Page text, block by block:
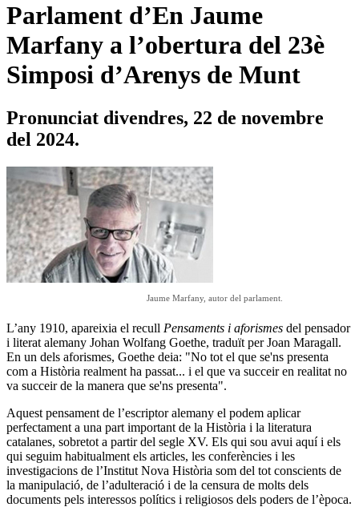
Parlament d’En Jaume
Marfany a l’obertura del 23è
Simposi d’Arenys de Munt
Pronunciat divendres, 22 de novembre
del 2024.
Jaume Marfany, autor del parlament.
L’any 1910, apareixia el recull Pensaments i aforismes del pensador
i literat alemany Johan Wolfang Goethe, traduït per Joan Maragall.
En un dels aforismes, Goethe deia: "No tot el que se'ns presenta
com a Història realment ha passat... i el que va succeir en realitat no
va succeir de la manera que se'ns presenta".
Aquest pensament de l’escriptor alemany el podem aplicar
perfectament a una part important de la Història i la literatura
catalanes, sobretot a partir del segle XV. Els qui sou avui aquí i els
qui seguim habitualment els articles, les conferències i les
investigacions de l’Institut Nova Història som del tot conscients de
la manipulació, de l’adulteració i de la censura de molts dels
documents pels interessos polítics i religiosos dels poders de l’època.